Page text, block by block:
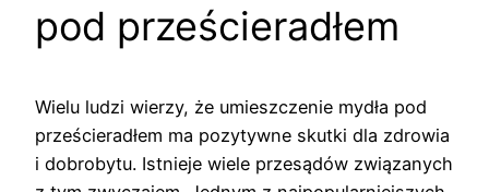
pod prześcieradłem
Wielu ludzi wierzy, że umieszczenie mydła pod
prześcieradłem ma pozytywne skutki dla zdrowia
i dobrobytu. Istnieje wiele przesądów związanych